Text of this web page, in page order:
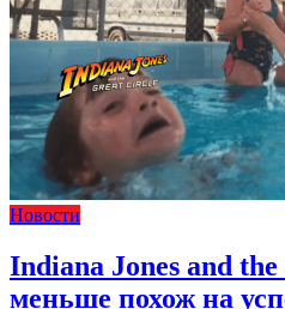
Новости
Indiana Jones and
меньше похож на